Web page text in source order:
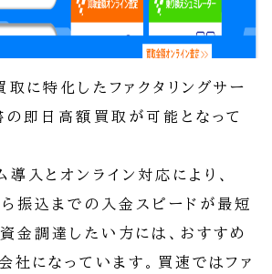
取に特化したファクタリングサー
の即日高額買取が可能となって
入とオンライン対応により、
振込までの入金スピードが最短
金調達したい方には、おすすめ
社になっています。買速ではファ